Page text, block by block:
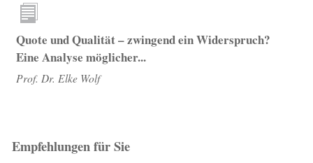
Quote und Qualität – zwingend ein Widerspruch?
Eine Analyse möglicher...
Prof. Dr. Elke Wolf
Empfehlungen für Sie